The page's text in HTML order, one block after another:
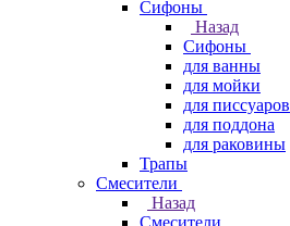
Сифоны
Назад
Сифоны
для ванны
для мойки
для писсуаров
для поддона
для раковины
Трапы
Смесители
Назад
Смесители